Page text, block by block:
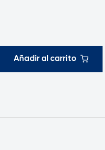
Añadir al carrito